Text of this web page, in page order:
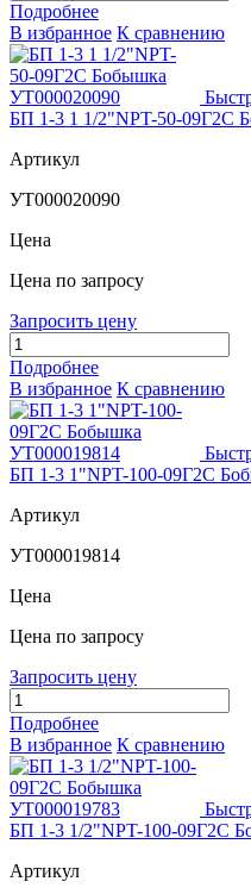
Подробнее
В избранное К сравнению
БП 1-3 1 1/2"NPT-50-09Г2С
Артикул
УТ000020090
Цена
Цена по запросу
Запросить цену
Подробнее
В избранное К сравнению
БП 1-3 1"NPT-100-09Г2С
Артикул
УТ000019814
Цена
Цена по запросу
Запросить цену
Подробнее
В избранное К сравнению
БП 1-3 1/2"NPT-100-09Г2С
Артикул